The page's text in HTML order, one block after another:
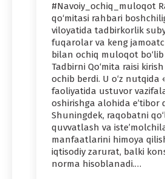
#Navoiy_ochiq_muloqot
qo‘mitasi rahbari
viloyatida tadbirkorlik
fuqarolar va keng
bilan ochiq muloqot bo‘lib
Tadbirni Qo‘mita raisi
ochib berdi. U o‘z nutqida
faoliyatida ustuvor
oshirishga alohida e’tibor
Shuningdek, raqobatni
quvvatlash va
manfaatlarini himoya
iqtisodiy zarurat, balki
norma hisoblanadi.…